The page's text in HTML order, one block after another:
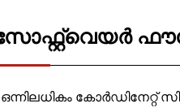
ഒന്നിലധികം